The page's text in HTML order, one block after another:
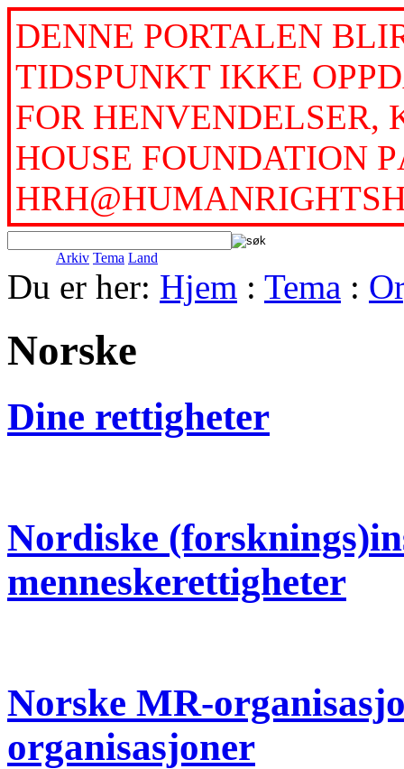
DENNE PORTALEN
TIDSPUNKT IKKE
FOR HENVENDELSER,
HOUSE FOUNDATION
Arkiv Tema Land
Du er her: Hjem : Tema :
Norske
Dine rettigheter
Nordiske
menneskerettigheter
Norske MR-
organisasjoner